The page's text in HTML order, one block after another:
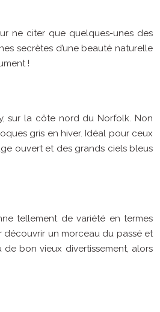
ne citer que quelques-unes des
secrètes d’une beauté naturelle
!
sur la côte nord du Norfolk. Non
gris en hiver. Idéal pour ceux
ouvert et des grands ciels bleus
tellement de variété en termes
découvrir un morceau du passé et
bon vieux divertissement, alors